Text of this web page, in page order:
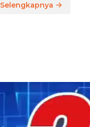
Selengkapnya